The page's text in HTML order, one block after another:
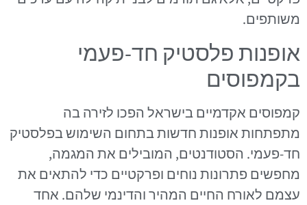
משותפים.
אופנות פלסטיק חד-פעמי
בקמפוסים
קמפוסים אקדמיים בישראל הפכו לזירה בה
מתפתחות אופנות חדשות בתחום השימוש בפלסטיק
חד-פעמי. הסטודנטים, המובילים את המגמה,
מחפשים פתרונות נוחים ופרקטיים כדי להתאים את
עצמם לאורח החיים המהיר והדינמי שלהם. אחד